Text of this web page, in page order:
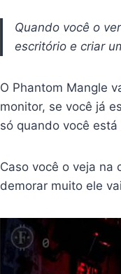
Quando você o
escritório e criar
O Phantom Mangle
monitor, se você já
só quando você
Caso você o veja na
demorar muito ele